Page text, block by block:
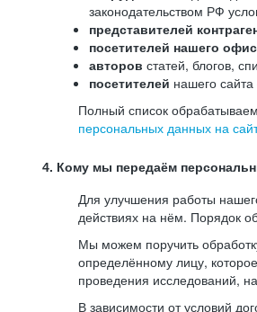
законодательством РФ
представителей
посетителей нашего
авторов статей, блогов,
посетителей нашего
Полный список
персональных данных на
4. Кому мы передаём
Для улучшения работы
действиях на нём. Порядок
Мы можем поручить
определённому лицу,
проведения исследований,
В зависимости от условий